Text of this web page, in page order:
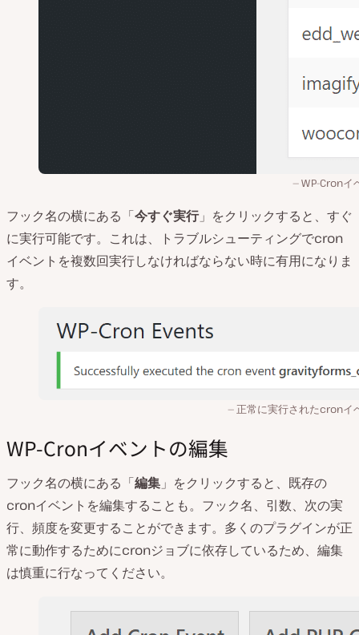
WP-Cronイ
フック名の横にある「今すぐ実行」をクリックすると、すぐ
に実行可能です。これは、トラブルシューティングでcron
イベントを複数回実行しなければならない時に有用になりま
す。
正常に実行されたcronイ
WP-Cronイベントの編集
フック名の横にある「編集 」をクリックすると、既存の
cronイベントを編集することも。フック名、引数、次の実
行、頻度を変更することができます。多くのプラグインが正
常に動作するためにcronジョブに依存しているため、編集
は慎重に行なってください。